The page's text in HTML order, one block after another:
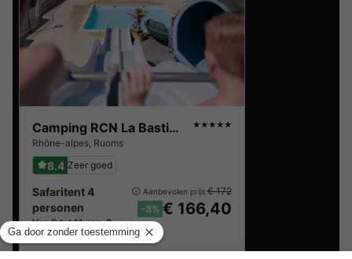
Camping RCN La Bastide en Ardèche ★★★★★
Rhône-alpes, Ruoms
8.4 Zeer goed
Safaritent 4
personen
Van 9 tot 11 sep, 2
nachten, Vanaf
Aanbevolen prijs:€ 172
-3% € 166,40